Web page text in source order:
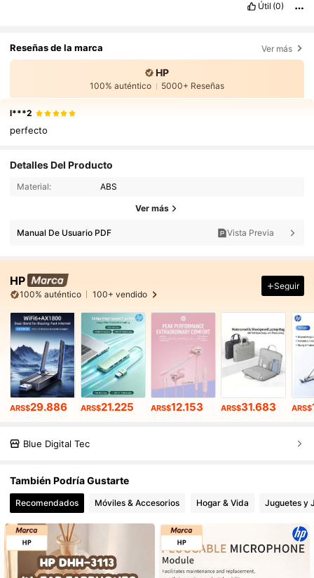
Útil (0)
Reseñas de la marca Ver más
HP
100% auténtico 5000+ Reseñas
l***2
perfecto
Detalles Del Producto
Material: ABS
Ver más
Manual De Usuario PDF Vista Previa
HP
100% auténtico 100+ vendido
Seguir
ARS$29.886 ARS$21.225 ARS$12.153 ARS$31.683 ARS$
Blue Digital Tec
También Podría Gustarte
Recomendados Móviles & Accesorios Hogar & Vida Juguetes y